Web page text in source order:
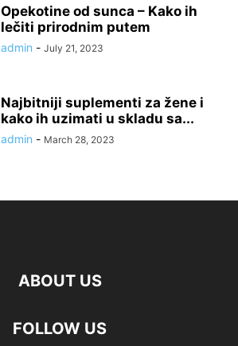
Opekotine od sunca – Kako ih
lečiti prirodnim putem
admin - July 21, 2023
Najbitniji suplementi za žene i
kako ih uzimati u skladu sa...
admin - March 28, 2023
ABOUT US
FOLLOW US